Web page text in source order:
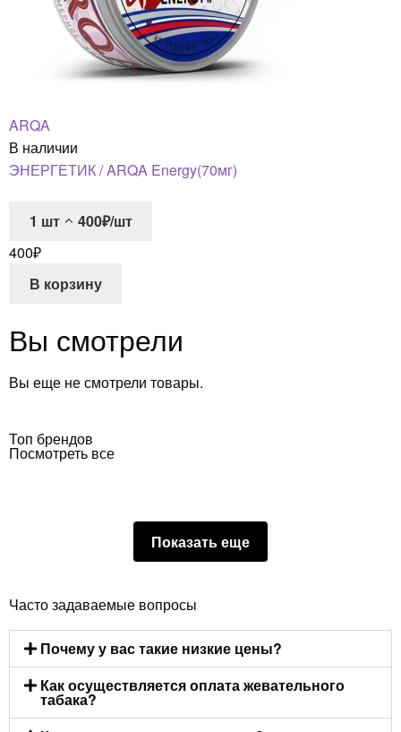
ARQA
В наличии
ЭНЕРГЕТИК / ARQA Energy(70мг)
1 шт
400₽/шт
400₽
В корзину
Вы смотрели
Вы еще не смотрели товары.
Топ брендов
Посмотреть все
Показать еще
Часто задаваемые вопросы
Почему у вас такие низкие цены?
Как осуществляется оплата жевательного
табака?